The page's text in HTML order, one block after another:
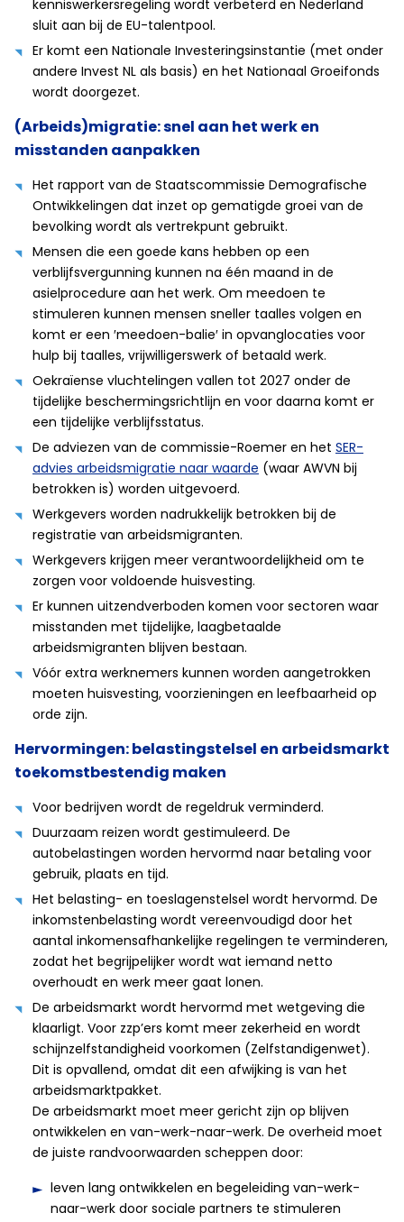
kenniswerkersregeling wordt verbeterd en Nederland
sluit aan bij de EU-talentpool.
Er komt een Nationale Investeringsinstantie (met onder
andere Invest NL als basis) en het Nationaal Groeifonds
wordt doorgezet.
(Arbeids)migratie: snel aan het werk en
misstanden aanpakken
Het rapport van de Staatscommissie Demografische
Ontwikkelingen dat inzet op gematigde groei van de
bevolking wordt als vertrekpunt gebruikt.
Mensen die een goede kans hebben op een
verblijfsvergunning kunnen na één maand in de
asielprocedure aan het werk. Om meedoen te
stimuleren kunnen mensen sneller taalles volgen en
komt er een ′meedoen-balie′ in opvanglocaties voor
hulp bij taalles, vrijwilligerswerk of betaald werk.
Oekraïense vluchtelingen vallen tot 2027 onder de
tijdelijke beschermingsrichtlijn en voor daarna komt er
een tijdelijke verblijfsstatus.
De adviezen van de commissie-Roemer en het SER-
advies arbeidsmigratie naar waarde (waar AWVN bij
betrokken is) worden uitgevoerd.
Werkgevers worden nadrukkelijk betrokken bij de
registratie van arbeidsmigranten.
Werkgevers krijgen meer verantwoordelijkheid om te
zorgen voor voldoende huisvesting.
Er kunnen uitzendverboden komen voor sectoren waar
misstanden met tijdelijke, laagbetaalde
arbeidsmigranten blijven bestaan.
Vóór extra werknemers kunnen worden aangetrokken
moeten huisvesting, voorzieningen en leefbaarheid op
orde zijn.
Hervormingen: belastingstelsel en arbeidsmarkt
toekomstbestendig maken
Voor bedrijven wordt de regeldruk verminderd.
Duurzaam reizen wordt gestimuleerd. De
autobelastingen worden hervormd naar betaling voor
gebruik, plaats en tijd.
Het belasting- en toeslagenstelsel wordt hervormd. De
inkomstenbelasting wordt vereenvoudigd door het
aantal inkomensafhankelijke regelingen te verminderen,
zodat het begrijpelijker wordt wat iemand netto
overhoudt en werk meer gaat lonen.
De arbeidsmarkt wordt hervormd met wetgeving die
klaarligt. Voor zzp’ers komt meer zekerheid en wordt
schijnzelfstandigheid voorkomen (Zelfstandigenwet).
Dit is opvallend, omdat dit een afwijking is van het
arbeidsmarktpakket.
De arbeidsmarkt moet meer gericht zijn op blijven
ontwikkelen en van-werk-naar-werk. De overheid moet
de juiste randvoorwaarden scheppen door:
leven lang ontwikkelen en begeleiding van-werk-
naar-werk door sociale partners te stimuleren